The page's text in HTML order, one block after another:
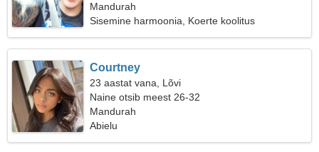
Mandurah
Sisemine harmoonia, Koerte koolitus
Courtney
23 aastat vana, Lõvi
Naine otsib meest 26-32
Mandurah
Abielu